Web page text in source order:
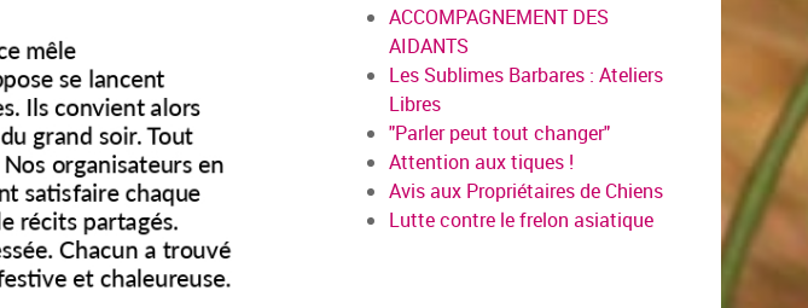
ACCOMPAGNEMENT DES
AIDANTS
Les Sublimes Barbares : Ateliers
Libres
"Parler peut tout changer"
Attention aux tiques !
Avis aux Propriétaires de Chiens
Lutte contre le frelon asiatique